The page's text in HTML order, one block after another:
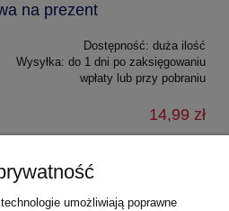
na prezent
Dostępność: duża ilość
Wysyłka: do 1 dni po zaksięgowaniu
wpłaty lub przy pobraniu
14,99 zł
umożliwiają poprawne